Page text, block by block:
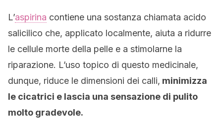
L’aspirina contiene una sostanza chiamata acido
salicilico che, applicato localmente, aiuta a ridurre
le cellule morte della pelle e a stimolarne la
riparazione. L’uso topico di questo medicinale,
dunque, riduce le dimensioni dei calli, minimizza
le cicatrici e lascia una sensazione di pulito
molto gradevole.